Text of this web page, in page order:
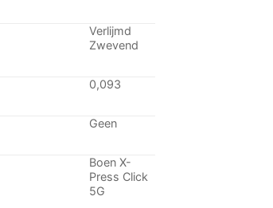
Verlijmd
Zwevend
0,093
Geen
Boen X-
Press Click
5G